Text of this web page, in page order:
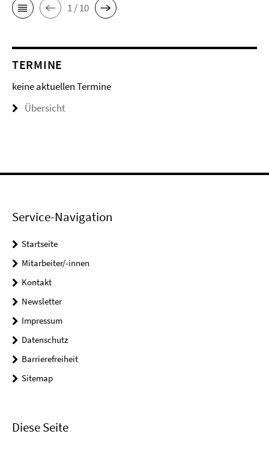
1 / 10
TERMINE
keine aktuellen Termine
Übersicht
Service-Navigation
Startseite
Mitarbeiter/-innen
Kontakt
Newsletter
Impressum
Datenschutz
Barrierefreiheit
Sitemap
Diese Seite